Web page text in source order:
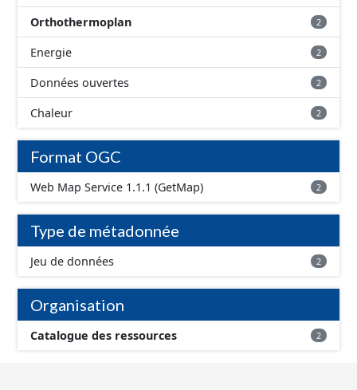
Orthothermoplan 2
Energie 2
Données ouvertes 2
Chaleur 2
Format OGC
Web Map Service 1.1.1 (GetMap) 2
Type de métadonnée
Jeu de données 2
Organisation
Catalogue des ressources 2